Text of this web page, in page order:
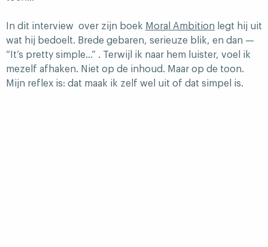
In dit interview over zijn boek Moral Ambition legt hij uit
wat hij bedoelt. Brede gebaren, serieuze blik, en dan —
“It’s pretty simple…” . Terwijl ik naar hem luister, voel ik
mezelf afhaken. Niet op de inhoud. Maar op de toon.
Mijn reflex is: dat maak ik zelf wel uit of dat simpel is.